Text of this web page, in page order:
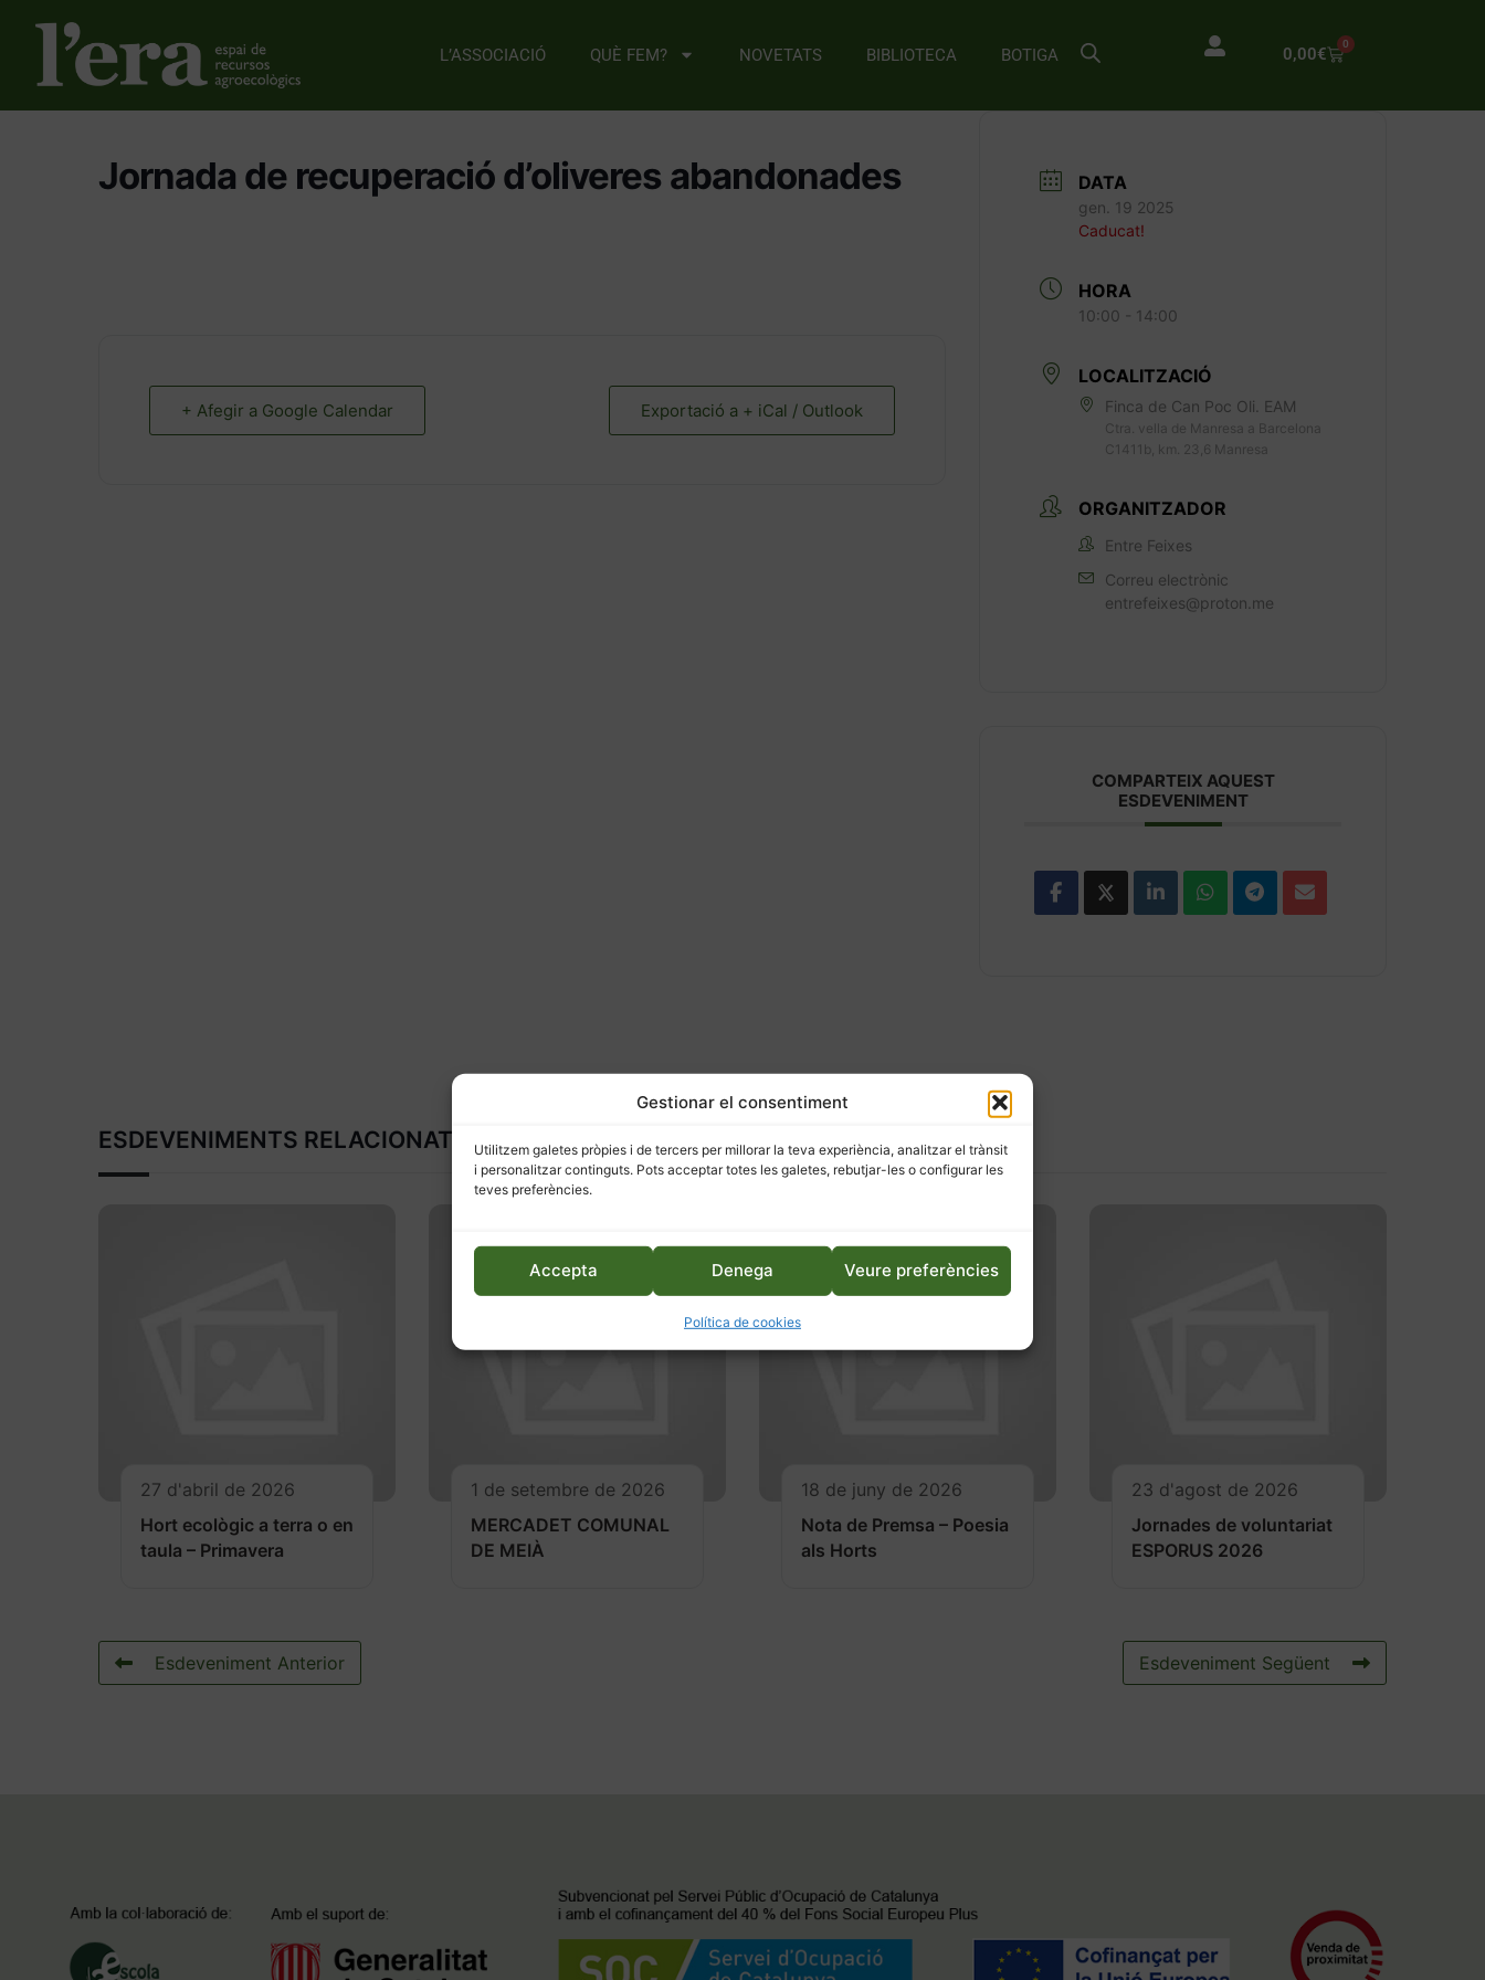
Gestionar el consentiment
Utilitzem galetes pròpies i de tercers per millorar la teva experiència, analitzar el trànsit
i personalitzar continguts. Pots acceptar totes les galetes, rebutjar-les o configurar les
teves preferències.
Accepta Denega Veure preferències
Política de cookies
L’ASSOCIACIÓ QUÈ FEM? NOVETATS BIBLIOTECA BOTIGA 0,00€
0
Jornada de recuperació d’oliveres abandonades
+ Afegir a Google Calendar Exportació a + iCal / Outlook
DATA
gen. 19 2025
Caducat!
HORA
10:00 - 14:00
LOCALITZACIÓ
Finca de Can Poc Oli. EAM
Ctra. vella de Manresa a Barcelona
C1411b, km. 23,6 Manresa
ORGANITZADOR
Entre Feixes
Correu electrònic
entrefeixes@proton.me
COMPARTEIX AQUEST
ESDEVENIMENT
ESDEVENIMENTS RELACIONATS
27 d'abril de 2026
Hort ecològic a terra o en
taula – Primavera
1 de setembre de 2026
MERCADET COMUNAL
DE MEIÀ
18 de juny de 2026
Nota de Premsa – Poesia
als Horts
23 d'agost de 2026
Jornades de voluntariat
ESPORUS 2026
Esdeveniment Anterior Esdeveniment Següent